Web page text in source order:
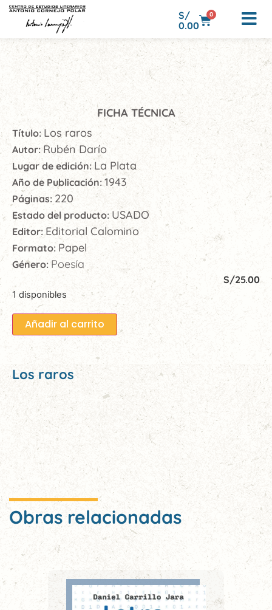
S/
0.00
0
FICHA TÉCNICA
Título: Los raros
Autor: Rubén Darío
Lugar de edición: La Plata
Año de Publicación:1943
Páginas: 220
Estado del producto: USADO
Editor:Editorial Calomino
Formato: Papel
Género:Poesía
S/25.00
1 disponibles
Añadir al carrito
Los raros
Obras relacionadas